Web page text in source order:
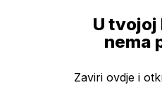
U tvojoj
nema
Zaviri ovdje i